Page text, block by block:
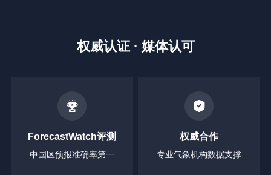
权威认证 · 媒体认可
ForecastWatch评测
中国区预报准确率第一
权威合作
专业气象机构数据支撑